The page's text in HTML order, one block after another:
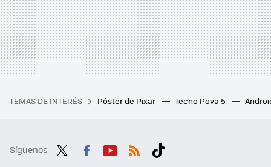
TEMAS DE INTERÉS Póster de Pixar Tecno Pova 5
Síguenos